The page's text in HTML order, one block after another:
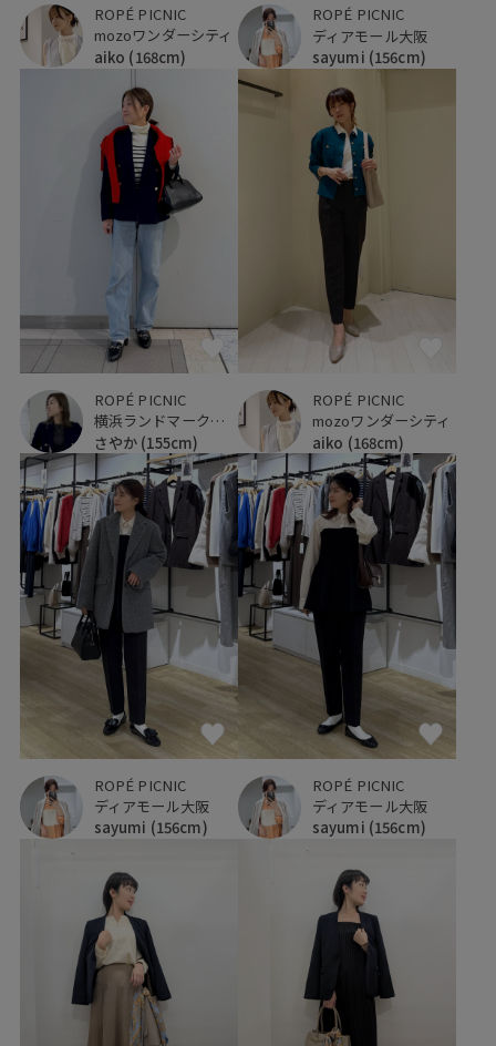
ROPÉ PICNIC
mozoワンダーシティ
aiko (168cm)
ROPÉ PICNIC
ディアモール大阪
sayumi (156cm)
ROPÉ PICNIC
横浜ランドマークタワー
さやか (155cm)
ROPÉ PICNIC
mozoワンダーシティ
aiko (168cm)
ROPÉ PICNIC
ディアモール大阪
sayumi (156cm)
ROPÉ PICNIC
ディアモール大阪
sayumi (156cm)